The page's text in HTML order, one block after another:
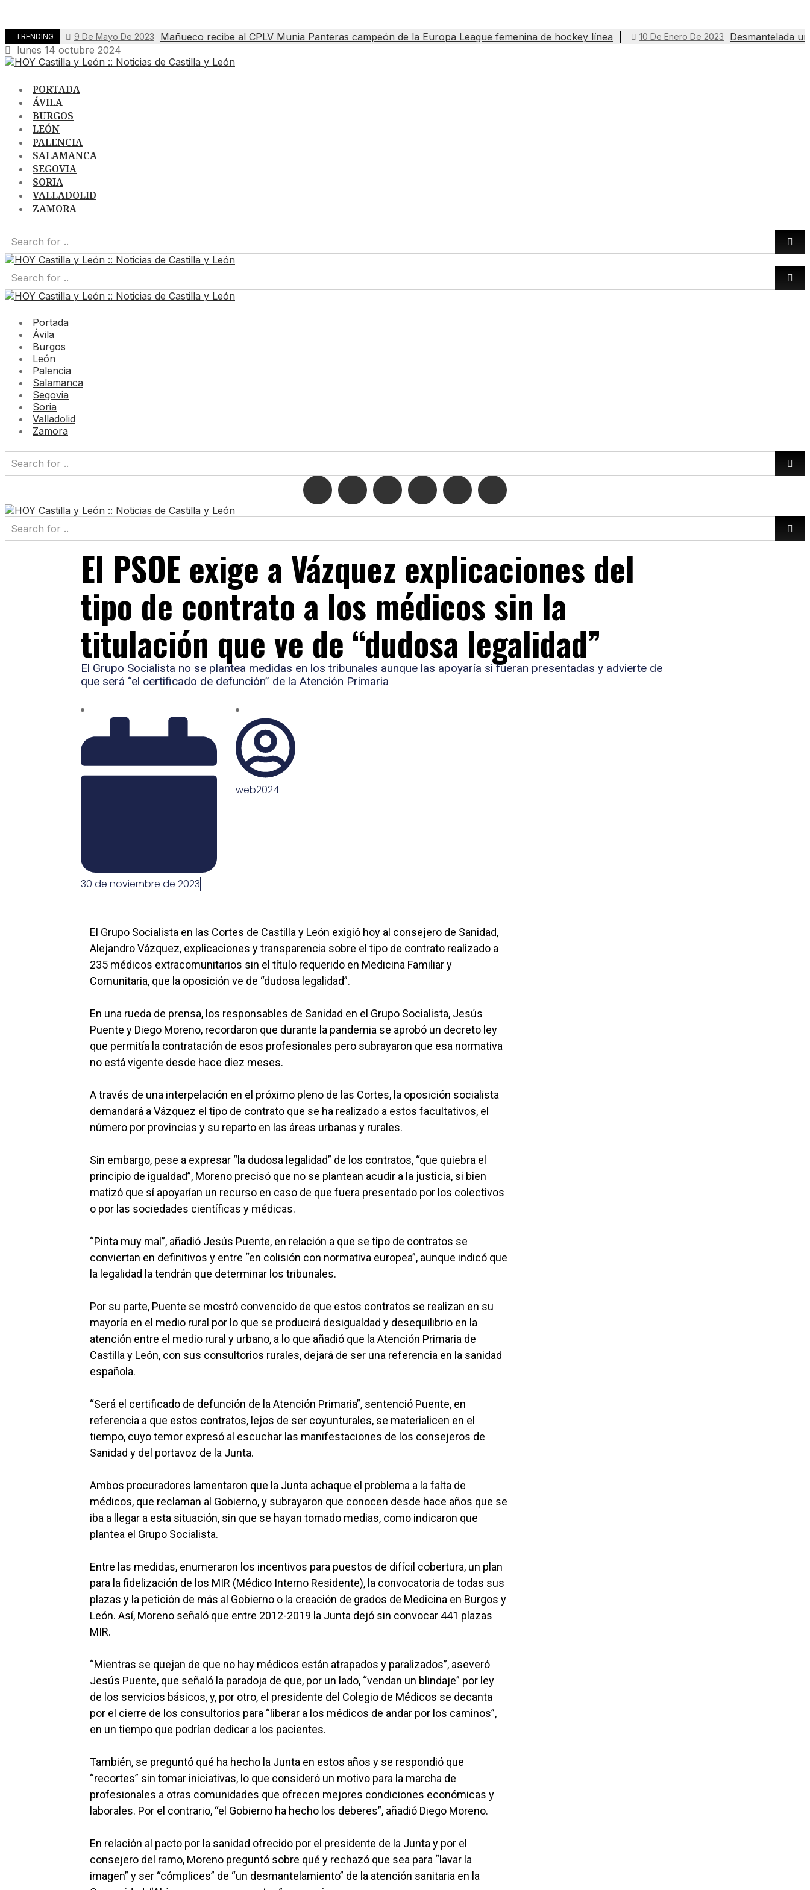
TRENDING 9 De Mayo De 2023 Mañueco recibe al CPLV Munia Panteras campeón de la Europa League femenina de hockey línea 10 De Enero De 2023
Desmantelada
lunes 14 octubre 2024
PORTADA
ÁVILA
BURGOS
LEÓN
PALENCIA
SALAMANCA
SEGOVIA
SORIA
VALLADOLID
ZAMORA
Portada
Ávila
Burgos
León
Palencia
Salamanca
Segovia
Soria
Valladolid
Zamora
El PSOE exige a Vázquez explicaciones del
tipo de contrato a los médicos sin la
titulación que ve de “dudosa legalidad”
El Grupo Socialista no se plantea medidas en los tribunales aunque las apoyaría si fueran presentadas y advierte de
que será “el certificado de defunción” de la Atención Primaria
30 de noviembre de 2023
web2024
El Grupo Socialista en las Cortes de Castilla y León exigió hoy al consejero de Sanidad,
Alejandro Vázquez, explicaciones y transparencia sobre el tipo de contrato realizado a
235 médicos extracomunitarios sin el título requerido en Medicina Familiar y
Comunitaria, que la oposición ve de “dudosa legalidad”.
En una rueda de prensa, los responsables de Sanidad en el Grupo Socialista, Jesús
Puente y Diego Moreno, recordaron que durante la pandemia se aprobó un decreto ley
que permitía la contratación de esos profesionales pero subrayaron que esa normativa
no está vigente desde hace diez meses.
A través de una interpelación en el próximo pleno de las Cortes, la oposición socialista
demandará a Vázquez el tipo de contrato que se ha realizado a estos facultativos, el
número por provincias y su reparto en las áreas urbanas y rurales.
Sin embargo, pese a expresar “la dudosa legalidad” de los contratos, “que quiebra el
principio de igualdad”, Moreno precisó que no se plantean acudir a la justicia, si bien
matizó que sí apoyarían un recurso en caso de que fuera presentado por los colectivos
o por las sociedades científicas y médicas.
“Pinta muy mal”, añadió Jesús Puente, en relación a que se tipo de contratos se
conviertan en definitivos y entre “en colisión con normativa europea”, aunque indicó que
la legalidad la tendrán que determinar los tribunales.
Por su parte, Puente se mostró convencido de que estos contratos se realizan en su
mayoría en el medio rural por lo que se producirá desigualdad y desequilibrio en la
atención entre el medio rural y urbano, a lo que añadió que la Atención Primaria de
Castilla y León, con sus consultorios rurales, dejará de ser una referencia en la sanidad
española.
“Será el certificado de defunción de la Atención Primaria”, sentenció Puente, en
referencia a que estos contratos, lejos de ser coyunturales, se materialicen en el
tiempo, cuyo temor expresó al escuchar las manifestaciones de los consejeros de
Sanidad y del portavoz de la Junta.
Ambos procuradores lamentaron que la Junta achaque el problema a la falta de
médicos, que reclaman al Gobierno, y subrayaron que conocen desde hace años que se
iba a llegar a esta situación, sin que se hayan tomado medias, como indicaron que
plantea el Grupo Socialista.
Entre las medidas, enumeraron los incentivos para puestos de difícil cobertura, un plan
para la fidelización de los MIR (Médico Interno Residente), la convocatoria de todas sus
plazas y la petición de más al Gobierno o la creación de grados de Medicina en Burgos y
León. Así, Moreno señaló que entre 2012-2019 la Junta dejó sin convocar 441 plazas
MIR.
“Mientras se quejan de que no hay médicos están atrapados y paralizados”, aseveró
Jesús Puente, que señaló la paradoja de que, por un lado, “vendan un blindaje” por ley
de los servicios básicos, y, por otro, el presidente del Colegio de Médicos se decanta
por el cierre de los consultorios para “liberar a los médicos de andar por los caminos”,
en un tiempo que podrían dedicar a los pacientes.
También, se preguntó qué ha hecho la Junta en estos años y se respondió que
“recortes” sin tomar iniciativas, lo que consideró un motivo para la marcha de
profesionales a otras comunidades que ofrecen mejores condiciones económicas y
laborales. Por el contrario, “el Gobierno ha hecho los deberes”, añadió Diego Moreno.
En relación al pacto por la sanidad ofrecido por el presidente de la Junta y por el
consejero del ramo, Moreno preguntó sobre qué y rechazó que sea para “lavar la
imagen” y ser “cómplices” de “un desmantelamiento” de la atención sanitaria en la